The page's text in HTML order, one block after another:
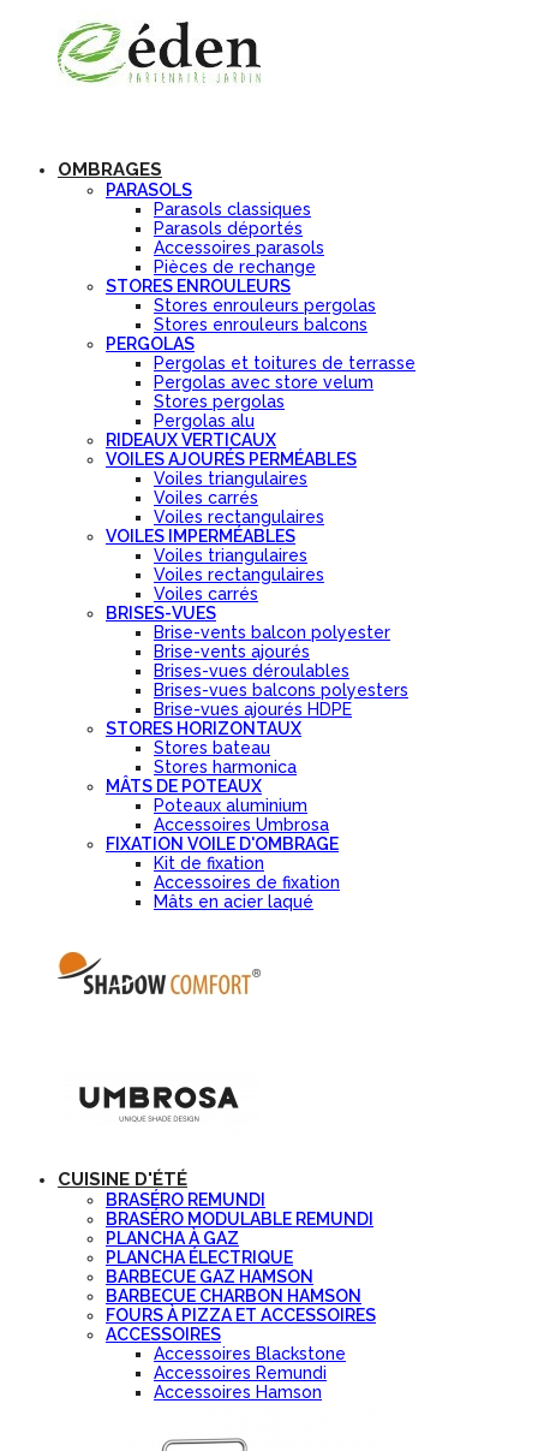
OMBRAGES
PARASOLS
Parasols classiques
Parasols déportés
Accessoires parasols
Pièces de rechange
STORES ENROULEURS
Stores enrouleurs pergolas
Stores enrouleurs balcons
PERGOLAS
Pergolas et toitures de terrasse
Pergolas avec store velum
Stores pergolas
Pergolas alu
RIDEAUX VERTICAUX
VOILES AJOURÉS PERMÉABLES
Voiles triangulaires
Voiles carrés
Voiles rectangulaires
VOILES IMPERMÉABLES
Voiles triangulaires
Voiles rectangulaires
Voiles carrés
BRISES-VUES
Brise-vents balcon polyester
Brise-vents ajourés
Brises-vues déroulables
Brises-vues balcons polyesters
Brise-vues ajourés HDPE
STORES HORIZONTAUX
Stores bateau
Stores harmonica
MÂTS DE POTEAUX
Poteaux aluminium
Accessoires Umbrosa
FIXATION VOILE D'OMBRAGE
Kit de fixation
Accessoires de fixation
Mâts en acier laqué
CUISINE D'ÉTÉ
BRASÉRO REMUNDI
BRASÉRO MODULABLE REMUNDI
PLANCHA À GAZ
PLANCHA ÉLECTRIQUE
BARBECUE GAZ HAMSON
BARBECUE CHARBON HAMSON
FOURS À PIZZA ET ACCESSOIRES
ACCESSOIRES
Accessoires Blackstone
Accessoires Remundi
Accessoires Hamson